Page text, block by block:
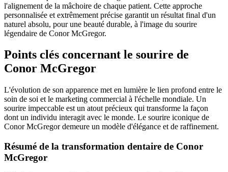
l'alignement de la mâchoire de chaque patient. Cette approche
personnalisée et extrêmement précise garantit un résultat final d'un
naturel absolu, pour une beauté durable, à l'image du sourire
légendaire de Conor McGregor.
Points clés concernant le sourire de
Conor McGregor
L'évolution de son apparence met en lumière le lien profond entre le
soin de soi et le marketing commercial à l'échelle mondiale. Un
sourire impeccable est un atout précieux qui transforme la façon
dont un individu interagit avec le monde. Le sourire iconique de
Conor McGregor demeure un modèle d'élégance et de raffinement.
Résumé de la transformation dentaire de Conor
McGregor